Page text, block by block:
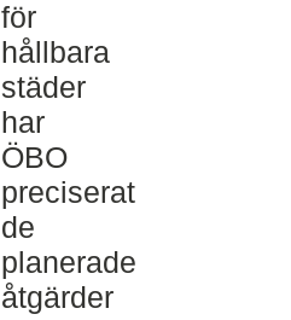
för
hållbara
städer
har
ÖBO
preciserat
de
planerade
åtgärder